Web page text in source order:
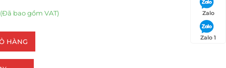
(Đã bao gồm VAT)
HÀNG
Zalo
Zalo 1